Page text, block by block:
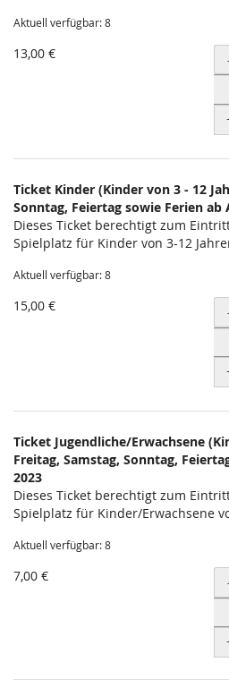
Aktuell verfügbar: 8
13,00 €
Ticket Kinder (Kinder von 3 - 12
Sonntag, Feiertag sowie Ferien ab
Dieses Ticket berechtigt zum
Spielplatz für Kinder von 3-12
Aktuell verfügbar: 8
15,00 €
Ticket Jugendliche/Erwachsene
Freitag, Samstag, Sonntag,
2023
Dieses Ticket berechtigt zum
Spielplatz für Kinder/Erwachsene
Aktuell verfügbar: 8
7,00 €